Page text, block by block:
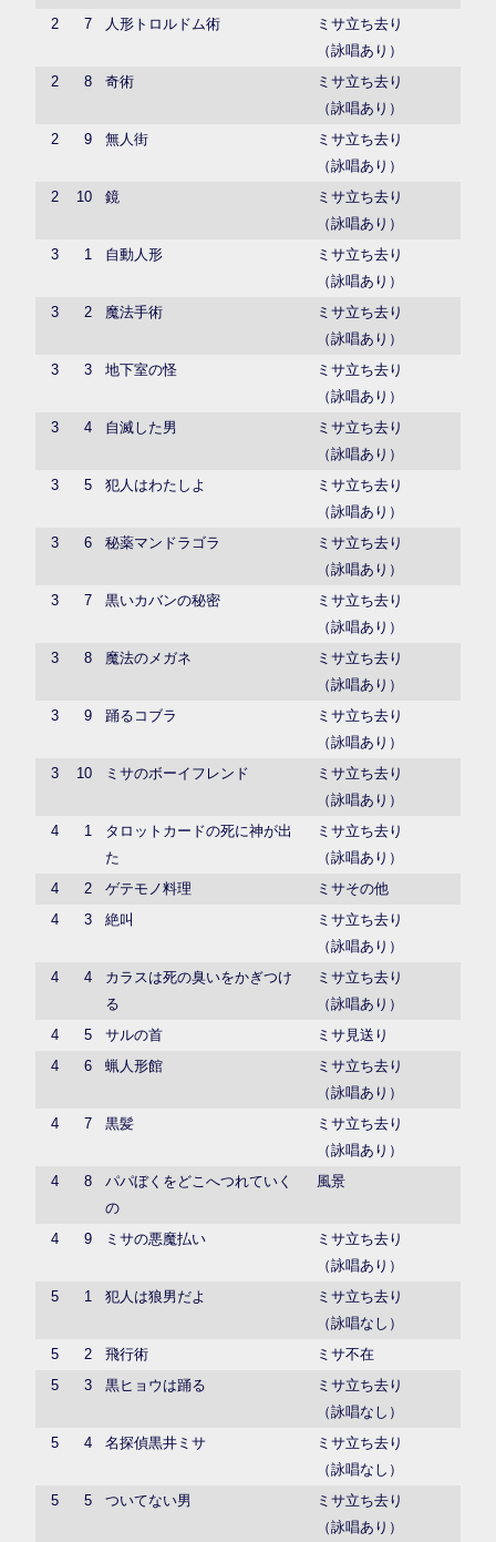
2
7 人形トロルドム術
ミサ立ち去り
（詠唱あり）
2
8 奇術
ミサ立ち去り
（詠唱あり）
2
9 無人街
ミサ立ち去り
（詠唱あり）
2
10 鏡
ミサ立ち去り
（詠唱あり）
3
1 自動人形
ミサ立ち去り
（詠唱あり）
3
2 魔法手術
ミサ立ち去り
（詠唱あり）
3
3 地下室の怪
ミサ立ち去り
（詠唱あり）
3
4 自滅した男
ミサ立ち去り
（詠唱あり）
3
5 犯人はわたしよ
ミサ立ち去り
（詠唱あり）
3
6 秘薬マンドラゴラ
ミサ立ち去り
（詠唱あり）
3
7 黒いカバンの秘密
ミサ立ち去り
（詠唱あり）
3
8 魔法のメガネ
ミサ立ち去り
（詠唱あり）
3
9 踊るコブラ
ミサ立ち去り
（詠唱あり）
3
10 ミサのボーイフレンド
ミサ立ち去り
（詠唱あり）
4
1
タロットカードの死に神が出
た
ミサ立ち去り
（詠唱あり）
4
2 ゲテモノ料理
ミサその他
4
3 絶叫
ミサ立ち去り
（詠唱あり）
4
4
カラスは死の臭いをかぎつけ
る
ミサ立ち去り
（詠唱あり）
4
5 サルの首
ミサ見送り
4
6 蝋人形館
ミサ立ち去り
（詠唱あり）
4
7 黒髪
ミサ立ち去り
（詠唱あり）
4
8
パパぼくをどこへつれていく
の
風景
4 9 ミサの悪魔払い
ミサ立ち去り
（詠唱あり）
5
1 犯人は狼男だよ
ミサ立ち去り
（詠唱なし）
5
2 飛行術
ミサ不在
5
3 黒ヒョウは踊る
ミサ立ち去り
（詠唱なし）
5
4 名探偵黒井ミサ
ミサ立ち去り
（詠唱なし）
5
5 ついてない男
ミサ立ち去り
（詠唱あり）